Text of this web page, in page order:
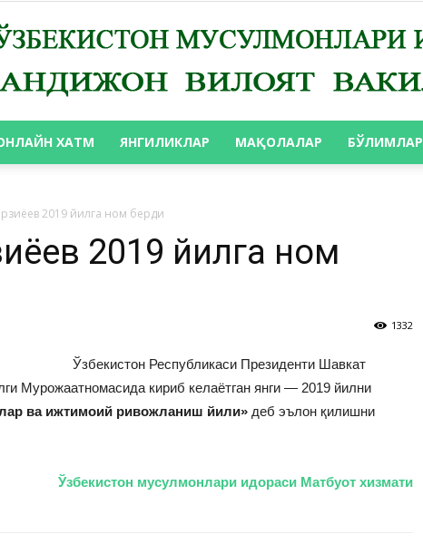
ВАКИЛЛИГИ
ХАТМ ЯНГИЛИКЛАР МАҚОЛАЛАР БЎЛИМЛАР
2019 йилга ном берди
2019 йилга ном
1332
Ўзбекистон Республикаси Президенти Шавкат
Мурожаатномасида кириб келаётган янги — 2019 йилни
ва ижтимоий ривожланиш йили» деб эълон қилишни
Ўзбекистон мусулмонлари идораси Матбуот хизмати